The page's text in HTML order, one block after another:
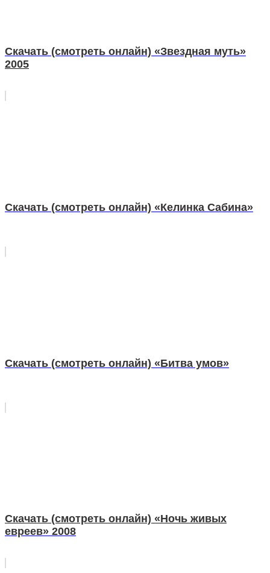
Скачать (смотреть онлайн) «Звездная муть»
2005
Скачать (смотреть онлайн) «Келинка Сабина»
Скачать (смотреть онлайн) «Битва умов»
Скачать (смотреть онлайн) «Ночь живых
евреев» 2008